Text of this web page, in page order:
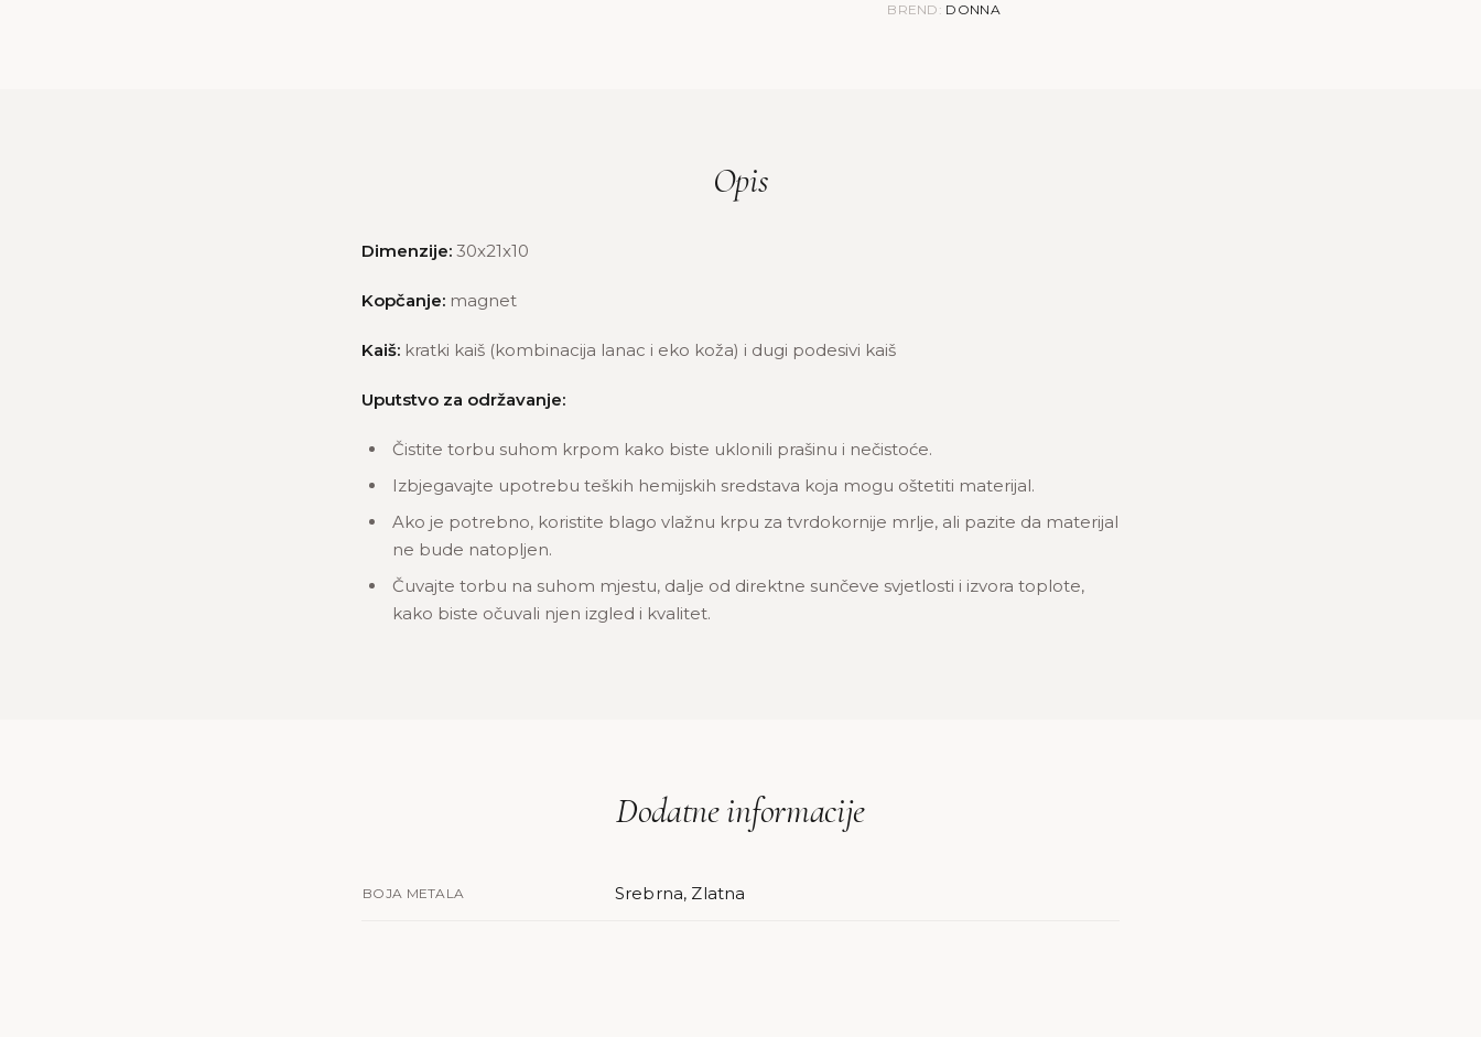
BREND: DONNA
Opis
Dimenzije: 30x21x10
Kopčanje: magnet
Kaiš: kratki kaiš (kombinacija lanac i eko koža) i dugi podesivi kaiš
Uputstvo za održavanje:
Čistite torbu suhom krpom kako biste uklonili prašinu i nečistoće.
Izbjegavajte upotrebu teških hemijskih sredstava koja mogu oštetiti materijal.
Ako je potrebno, koristite blago vlažnu krpu za tvrdokornije mrlje, ali pazite da materijal
ne bude natopljen.
Čuvajte torbu na suhom mjestu, dalje od direktne sunčeve svjetlosti i izvora toplote,
kako biste očuvali njen izgled i kvalitet.
Dodatne informacije
BOJA METALA Srebrna, Zlatna